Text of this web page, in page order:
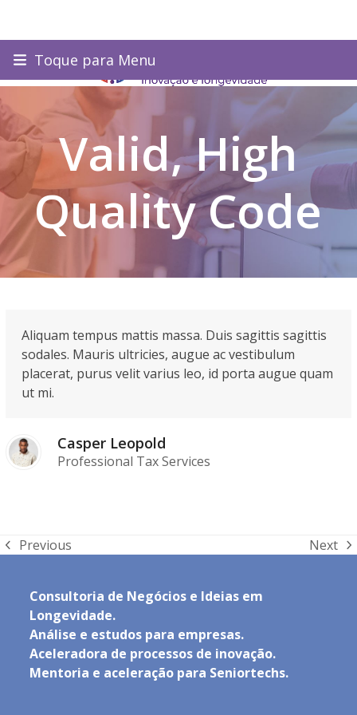
content
Toque para Menu
Valid, High
Quality Code
Aliquam tempus mattis massa. Duis sagittis sagittis
sodales. Mauris ultricies, augue ac vestibulum
placerat, purus velit varius leo, id porta augue quam
ut mi.
Casper Leopold
Professional Tax Services
previous
Previous
next
Next
Consultoria de Negócios e Ideias em
Longevidade.
Análise e estudos para empresas.
Aceleradora de processos de inovação.
Mentoria e aceleração para Seniortechs.